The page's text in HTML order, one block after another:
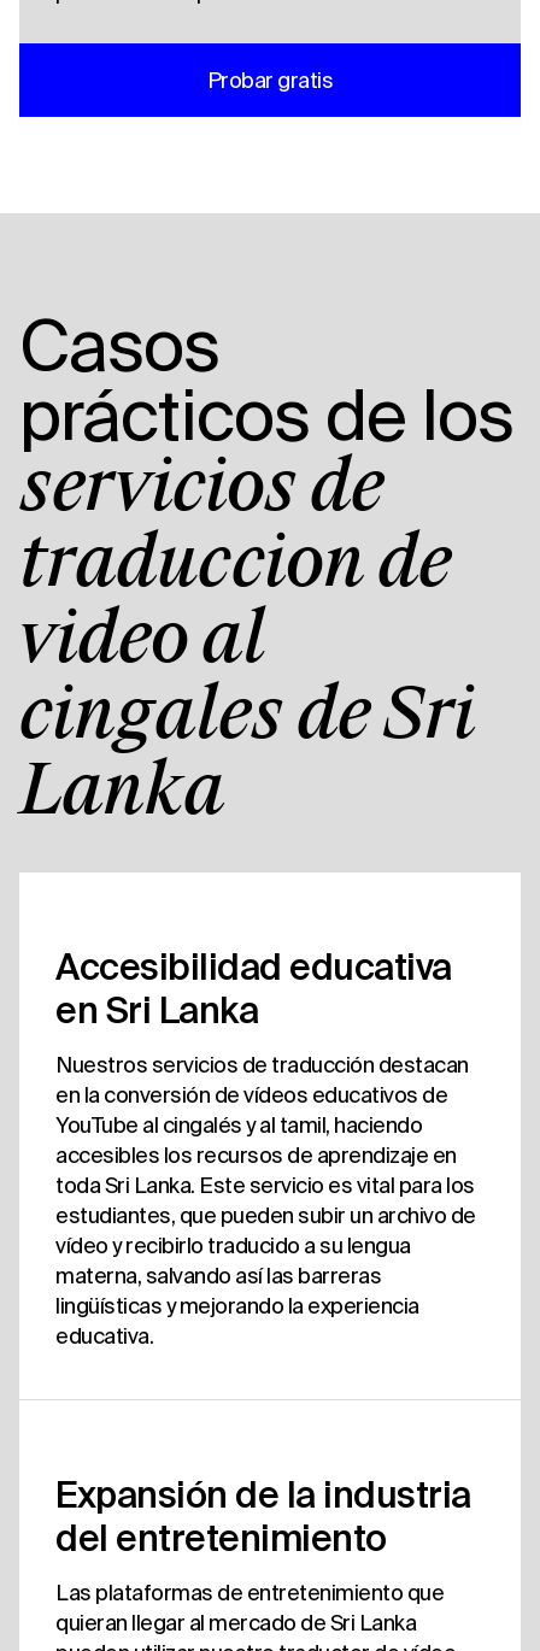
Probar gratis
Casos
prácticos de los
servicios de
traducción de
vídeo al
cingalés de Sri
Lanka
Accesibilidad educativa
en Sri Lanka
Nuestros servicios de traducción destacan
en la conversión de vídeos educativos de
YouTube al cingalés y al tamil, haciendo
accesibles los recursos de aprendizaje en
toda Sri Lanka. Este servicio es vital para los
estudiantes, que pueden subir un archivo de
vídeo y recibirlo traducido a su lengua
materna, salvando así las barreras
lingüísticas y mejorando la experiencia
educativa.
Expansión de la industria
del entretenimiento
Las plataformas de entretenimiento que
quieran llegar al mercado de Sri Lanka